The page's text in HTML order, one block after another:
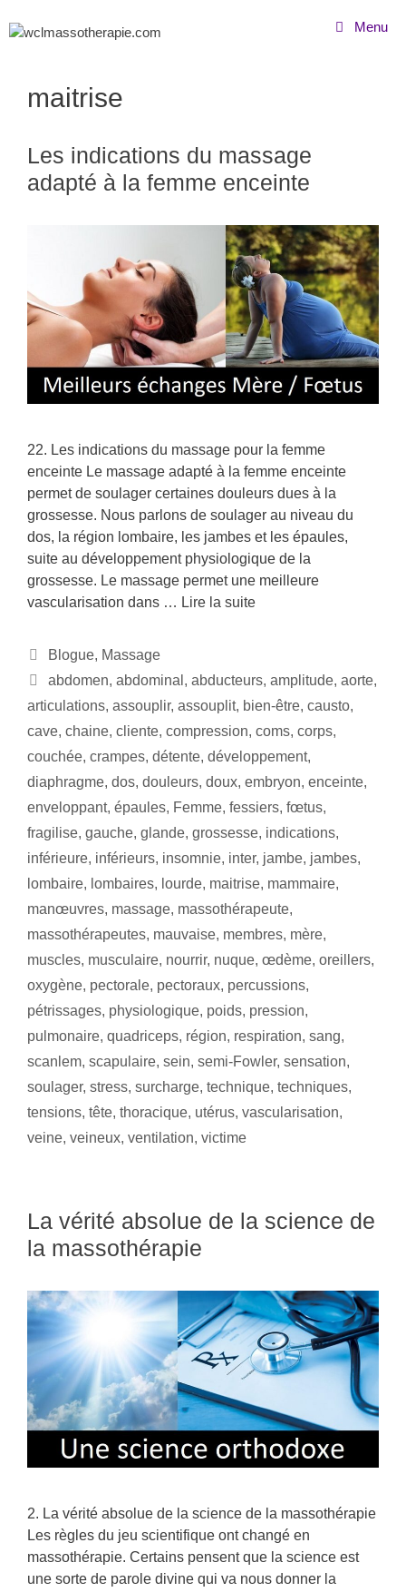
Menu
maitrise
Les indications du massage
adapté à la femme enceinte
22. Les indications du massage pour la femme
enceinte Le massage adapté à la femme enceinte
permet de soulager certaines douleurs dues à la
grossesse. Nous parlons de soulager au niveau du
dos, la région lombaire, les jambes et les épaules,
suite au développement physiologique de la
grossesse. Le massage permet une meilleure
vascularisation dans … Lire la suite
Blogue, Massage
abdomen, abdominal , abducteurs, amplitude, aorte,
articulations, assouplir, assouplit, bien-être, causto,
cave, chaine, cliente, compression, coms, corps,
couchée, crampes, détente, développement,
diaphragme, dos, douleurs, doux, embryon, enceinte,
enveloppant, épaules, Femme, fessiers, fœtus,
fragilise, gauche, glande, grossesse, indications,
inférieure, inférieurs, insomnie, inter, jambe, jambes,
lombaire, lombaires, lourde, maitrise, mammaire,
manœuvres, massage, massothérapeute,
massothérapeutes, mauvaise, membres, mère,
muscles, musculaire, nourrir, nuque, œdème, oreillers,
oxygène, pectorale, pectoraux, percussions,
pétrissages, physiologique, poids, pression,
pulmonaire, quadriceps, région, respiration, sang,
scanlem, scapulaire, sein, semi-Fowler, sensation,
soulager, stress, surcharge, technique, techniques,
tensions, tête, thoracique, utérus, vascularisation,
veine, veineux, ventilation, victime
La vérité absolue de la science de
la massothérapie
2. La vérité absolue de la science de la massothérapie
Les règles du jeu scientifique ont changé en
massothérapie. Certains pensent que la science est
une sorte de parole divine qui va nous donner la